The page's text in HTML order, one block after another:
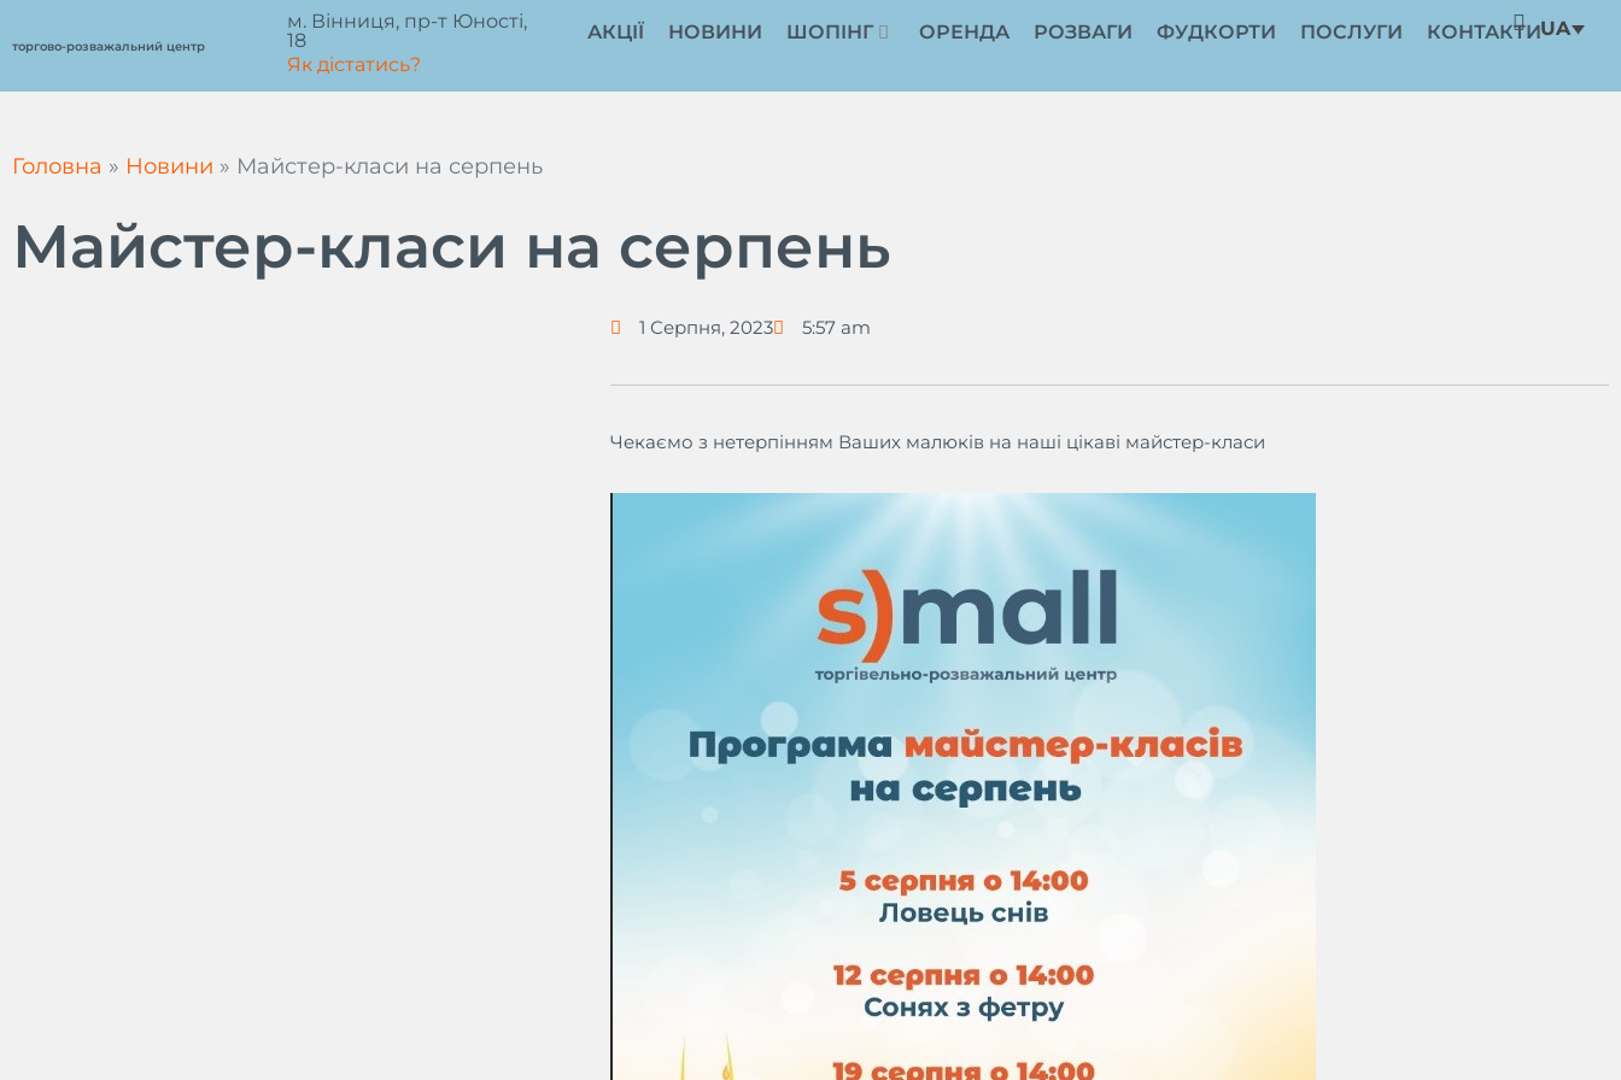
доторгово-розважальний центр
м. Вінниця, пр-т Юності,
18
Як дістатись?
АКЦІЇ НОВИНИ ШОПІНГ ОРЕНДА РОЗВАГИ ФУДКОРТИ ПОСЛУГИ КОНТАКТИUA
Головна » Новини » Майстер-класи на серпень
Майстер-класи на серпень
1 Серпня, 2023 5:57 am
Чекаємо з нетерпінням Ваших малюків на наші цікаві майстер-класи